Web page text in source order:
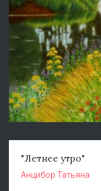
"Летнее утро"
Анцибор Татьяна